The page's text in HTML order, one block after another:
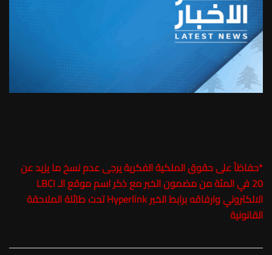
*حفاظاً على حقوق الملكية الفكرية يرجى عدم نسخ ما يزيد عن
20 في المئة من مضمون الخبر مع ذكر اسم موقع الـ LBCI
الالكتروني وارفاقه برابط الخبر Hyperlink تحت طائلة الملاحقة
القانونية